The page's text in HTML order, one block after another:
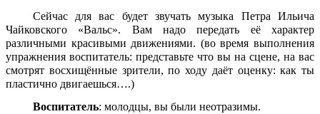
Сейчас для вас будет звучать музыка Петра Ильича
Чайковского «Вальс». Вам надо передать её характер
различными красивыми движениями. (во время выполнения
упражнения воспитатель: представьте что вы на сцене, на вас
смотрят восхищённые зрители, по ходу даёт оценку: как ты
пластично двигаешься….)
Воспитатель: молодцы, вы были неотразимы.